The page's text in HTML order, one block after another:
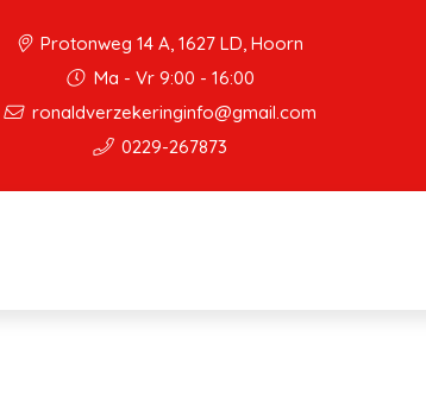
Protonweg 14 A, 1627 LD, Hoorn
Ma - Vr 9:00 - 16:00
ronaldverzekeringinfo@gmail.com
0229-267873